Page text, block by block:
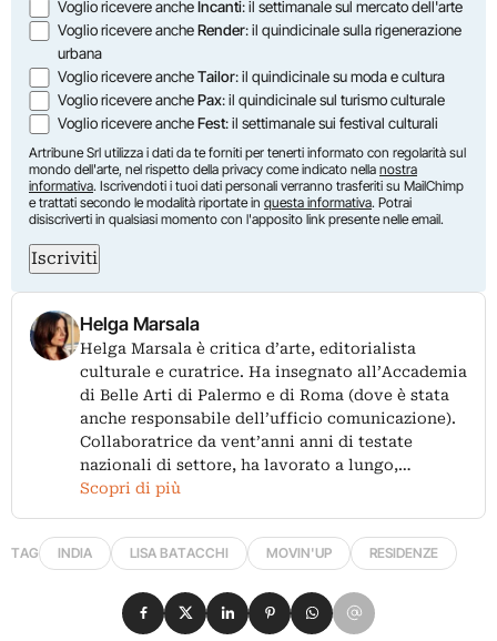
Voglio ricevere ancheIncanti: il settimanale sul mercato dell'arte
Voglio ricevere ancheRender: il quindicinale sulla rigenerazione
urbana
Voglio ricevere ancheTailor: il quindicinale su moda e cultura
Voglio ricevere anchePax: il quindicinale sul turismo culturale
Voglio ricevere ancheFest: il settimanale sui festival culturali
Artribune Srl utilizza i dati da te forniti per tenerti informato con regolarità sul
mondo dell'arte, nel rispetto della privacy come indicato nella nostra
informativa. Iscrivendoti i tuoi dati personali verranno trasferiti su MailChimp
e trattati secondo le modalità riportate in questa informativa. Potrai
disiscriverti in qualsiasi momento con l'apposito link presente nelle email.
Iscriviti
Helga Marsala
Helga Marsala è critica d’arte, editorialista
culturale e curatrice. Ha insegnato all’Accademia
di Belle Arti di Palermo e di Roma (dove è stata
anche responsabile dell’ufficio comunicazione).
Collaboratrice da vent’anni anni di testate
nazionali di settore, ha lavorato a lungo,…
Scopri di più
TAG INDIA LISA BATACCHI MOVIN'UP RESIDENZE
Condividi su Facebook
Condividi su X
Condividi su LinkedIn
Condividi su Pinterest
Condividi su WhatsApp
Condividi su Email